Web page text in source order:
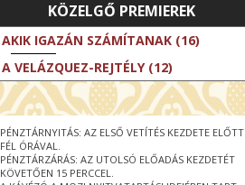
FILMCSOBBANÁS: IFJÚSÁG
2026.08.27 19:30 - 21:30
EXHIBITION ON SCREEN: VINCENT
VAN GOGH - ÚJ LÁTÁSMÓD
2026.08.30 11:00 - 12:30
NT LIVE / DAVID IRELAND: THE FIFTH
STEP
2026.09.01 19:00 - 21:00
BERLIN ELESTE
KÖZELGŐ PREMIEREK
AKIK IGAZÁN SZÁMÍTANAK (16)
A VELÁZQUEZ-REJTÉLY (12)
PÉNZTÁRNYITÁS: AZ ELSŐ VETÍTÉS KEZDETE ELŐTT
FÉL ÓRÁVAL.
PÉNZTÁRZÁRÁS: AZ UTOLSÓ ELŐADÁS KEZDETÉT
KÖVETŐEN 15 PERCCEL.